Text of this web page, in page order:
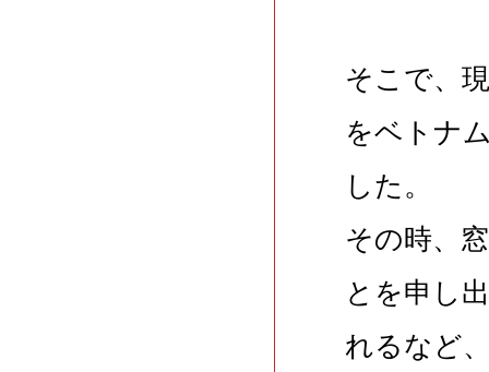
そこで、
をベトナ
した。
その時、
とを申し
れるなど